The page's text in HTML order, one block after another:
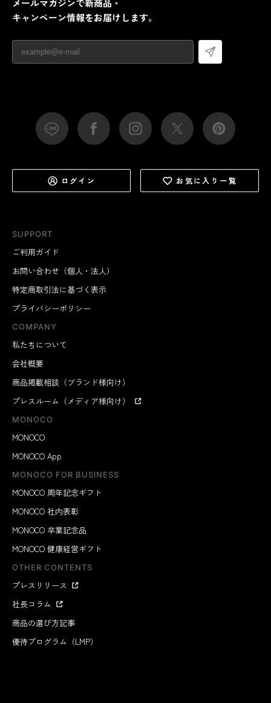
SUPPORT
ご利用ガイド
お問い合わせ（個人・法人）
特定商取引法に基づく表示
プライバシーポリシー
COMPANY
私たちについて
会社概要
商品掲載相談（ブランド様向け）
プレスルーム（メディア様向け）
MONOCO
MONOCO
MONOCO App
MONOCO FOR BUSINESS
MONOCO 周年記念ギフト
MONOCO 社内表彰
MONOCO 卒業記念品
MONOCO 健康経営ギフト
OTHER CONTENTS
プレスリリース
社長コラム
商品の選び方記事
優待プログラム（LMP）
メールマガジンで新商品・
キャンペーン情報をお届けします。
ログイン お気に入り一覧